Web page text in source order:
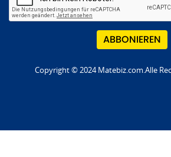
Copyright © 2024 Matebiz.com.Alle